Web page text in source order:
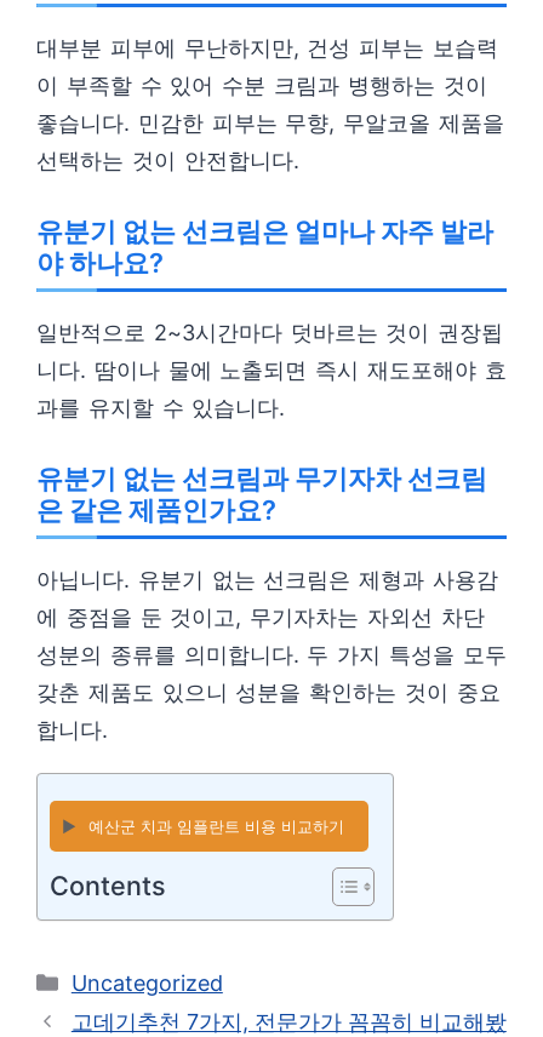
대부분 피부에 무난하지만, 건성 피부는 보습력
이 부족할 수 있어 수분 크림과 병행하는 것이
좋습니다. 민감한 피부는 무향, 무알코올 제품을
선택하는 것이 안전합니다.
유분기 없는 선크림은 얼마나 자주 발라
야 하나요?
일반적으로 2~3시간마다 덧바르는 것이 권장됩
니다. 땀이나 물에 노출되면 즉시 재도포해야 효
과를 유지할 수 있습니다.
유분기 없는 선크림과 무기자차 선크림
은 같은 제품인가요?
아닙니다. 유분기 없는 선크림은 제형과 사용감
에 중점을 둔 것이고, 무기자차는 자외선 차단
성분의 종류를 의미합니다. 두 가지 특성을 모두
갖춘 제품도 있으니 성분을 확인하는 것이 중요
합니다.
▶️ 예산군 치과 임플란트 비용 비교하기
Contents
카
테
Uncategorized
고데기추천 7가지, 전문가가 꼼꼼히 비교해봤